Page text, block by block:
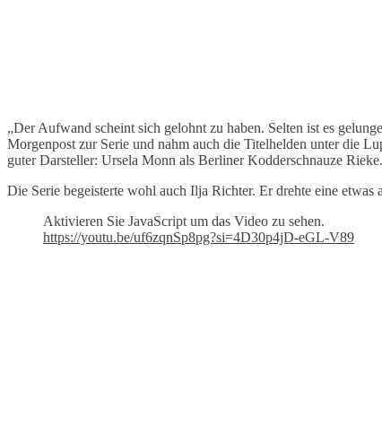
„Der Aufwand scheint sich gelohnt zu haben. Selten ist es
Morgenpost zur Serie und nahm auch die Titelhelden unter die
guter Darsteller: Ursela Monn als Berliner Kodderschnauze
Die Serie begeisterte wohl auch Ilja Richter. Er drehte eine
Aktivieren Sie JavaScript um das Video zu sehen.
https://youtu.be/uf6zqnSp8pg?si=4D30p4jD-eGL-V89